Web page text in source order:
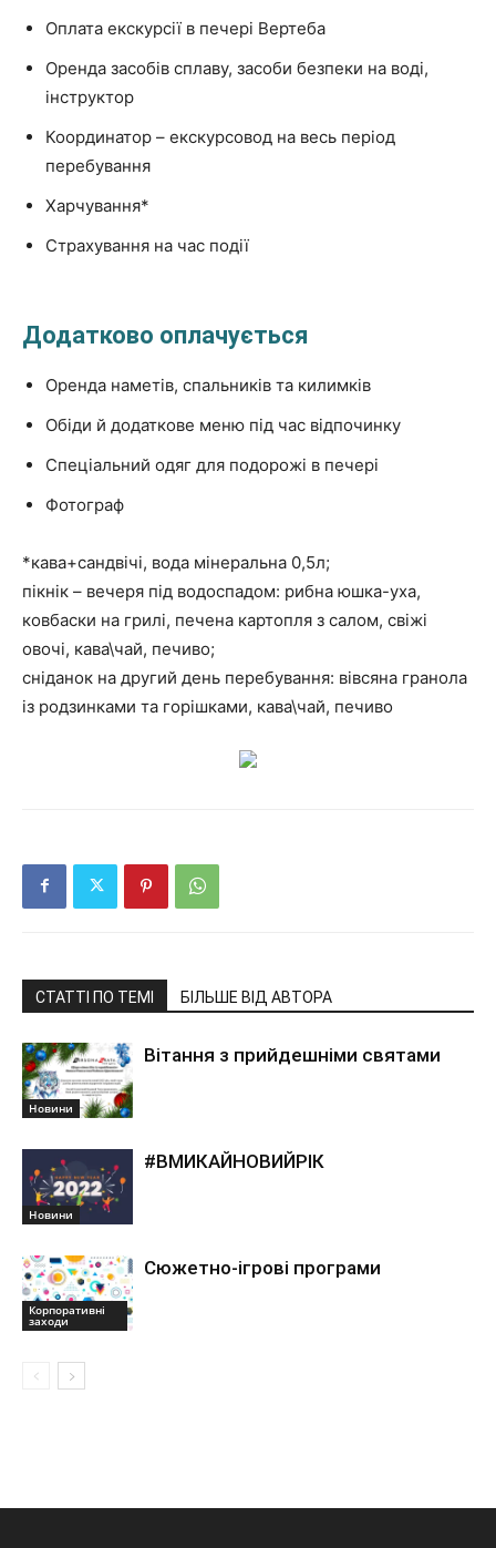
Оплата екскурсії в печері Вертеба
Оренда засобів сплаву, засоби безпеки на воді,
інструктор
Координатор – екскурсовод на весь період
перебування
Харчування*
Страхування на час події
Додатково оплачується
Оренда наметів, спальників та килимків
Обіди й додаткове меню під час відпочинку
Спеціальний одяг для подорожі в печері
Фотограф
*кава+сандвічі, вода мінеральна 0,5л;
пікнік – вечеря під водоспадом: рибна юшка-уха,
ковбаски на грилі, печена картопля з салом, свіжі
овочі, кава\чай, печиво;
сніданок на другий день перебування: вівсяна гранола
із родзинками та горішками, кава\чай, печиво
СТАТТІ ПО ТЕМІ БІЛЬШЕ ВІД АВТОРА
Новини
Вітання з прийдешніми святами
Новини
#ВМИКАЙНОВИЙРІК
Корпоративні
заходи
Сюжетно-ігрові програми